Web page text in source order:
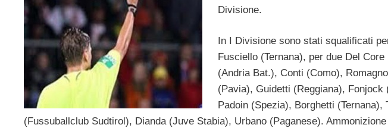
Divisione.
In I Divisione sono stati squalificati
Fusciello (Ternana), per due Del
(Andria Bat.), Conti (Como),
(Pavia), Guidetti (Reggiana),
Padoin (Spezia), Borghetti (Ternana),
(Fussuballclub Sudtirol), Dianda (Juve Stabia), Urbano (Paganese).